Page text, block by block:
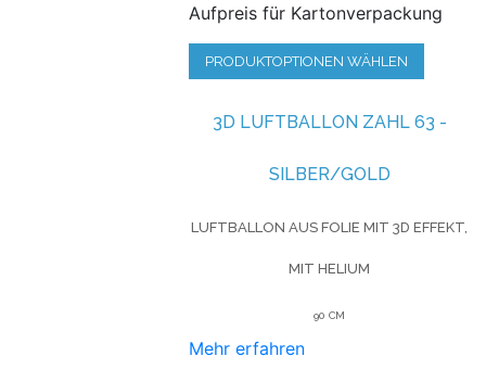
Aufpreis für Kartonverpackung
PRODUKTOPTIONEN WÄHLEN
3D LUFTBALLON ZAHL 63 -
SILBER/GOLD
LUFTBALLON AUS FOLIE MIT 3D EFFEKT,
MIT HELIUM
90 CM
Mehr erfahren